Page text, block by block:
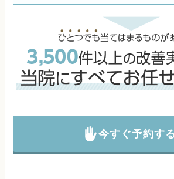
今すぐ予約す